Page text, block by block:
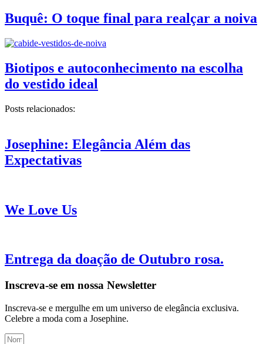
Buquê: O toque final para realçar a noiva
Biotipos e autoconhecimento na escolha
do vestido ideal
Posts relacionados:
Josephine: Elegância Além das
Expectativas
We Love Us
Entrega da doação de Outubro rosa.
Inscreva-se em nossa Newsletter
Inscreva-se e mergulhe em um universo de elegância exclusiva.
Celebre a moda com a Josephine.